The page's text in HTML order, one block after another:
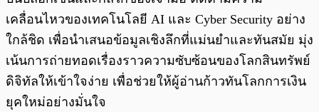
เคลื่อนไหวของเทคโนโลยี AI และ Cyber Security อย่าง
ใกล้ชิด เพื่อนำเสนอข้อมูลเชิงลึกที่แม่นยำและทันสมัย มุ่ง
เน้นการถ่ายทอดเรื่องราวความซับซ้อนของโลกสินทรัพย์
ดิจิทัลให้เข้าใจง่าย เพื่อช่วยให้ผู้อ่านก้าวทันโลกการเงิน
ยุคใหม่อย่างมั่นใจ